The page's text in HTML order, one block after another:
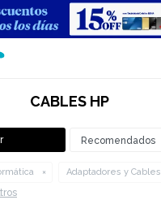
CABLES HP
Recomendados
Adaptadores y Cables